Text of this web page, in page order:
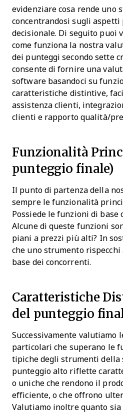
evidenziare cosa rende uno
concentrandosi sugli aspetti
decisionale. Di seguito puoi
come funziona la nostra
dei punteggi secondo sette
consente di fornire una
software basandoci su
caratteristiche distintive,
assistenza clienti,
clienti e rapporto qualità/
Funzionalità
punteggio finale)
Il punto di partenza della
sempre le funzionalità
Possiede le funzioni di base
Alcune di queste funzioni
piani a prezzi più alti? In
che uno strumento rispecchi
base dei concorrenti.
Caratteristiche
del punteggio
Successivamente valutiamo
particolari che superano le
tipiche degli strumenti della
punteggio alto riflette
o uniche che rendono il
efficiente, o che offrono
Valutiamo inoltre quanto sia